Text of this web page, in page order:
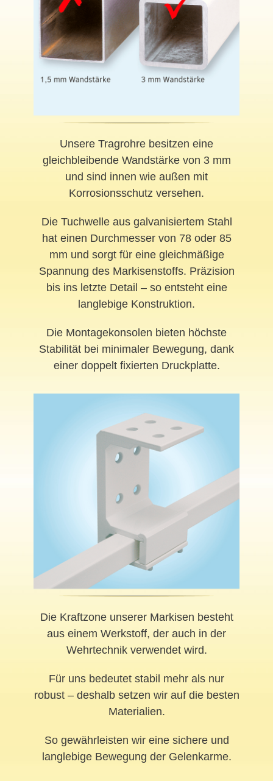
Unsere Tragrohre besitzen eine
gleichbleibende Wandstärke von 3 mm
und sind innen wie außen mit
Korrosionsschutz versehen.
Die Tuchwelle aus galvanisiertem Stahl
hat einen Durchmesser von 78 oder 85
mm und sorgt für eine gleichmäßige
Spannung des Markisenstoffs. Präzision
bis ins letzte Detail – so entsteht eine
langlebige Konstruktion.
Die Montagekonsolen bieten höchste
Stabilität bei minimaler Bewegung, dank
einer doppelt fixierten Druckplatte.
Die Kraftzone unserer Markisen besteht
aus einem Werkstoff, der auch in der
Wehrtechnik verwendet wird.
Für uns bedeutet stabil mehr als nur
robust – deshalb setzen wir auf die besten
Materialien.
So gewährleisten wir eine sichere und
langlebige Bewegung der Gelenkarme.